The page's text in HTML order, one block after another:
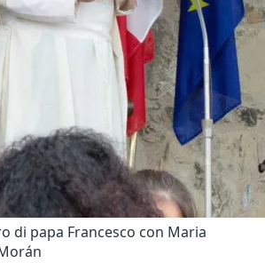
di papa Francesco con Maria